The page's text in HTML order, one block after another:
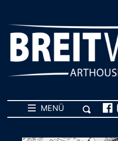
MENÜ